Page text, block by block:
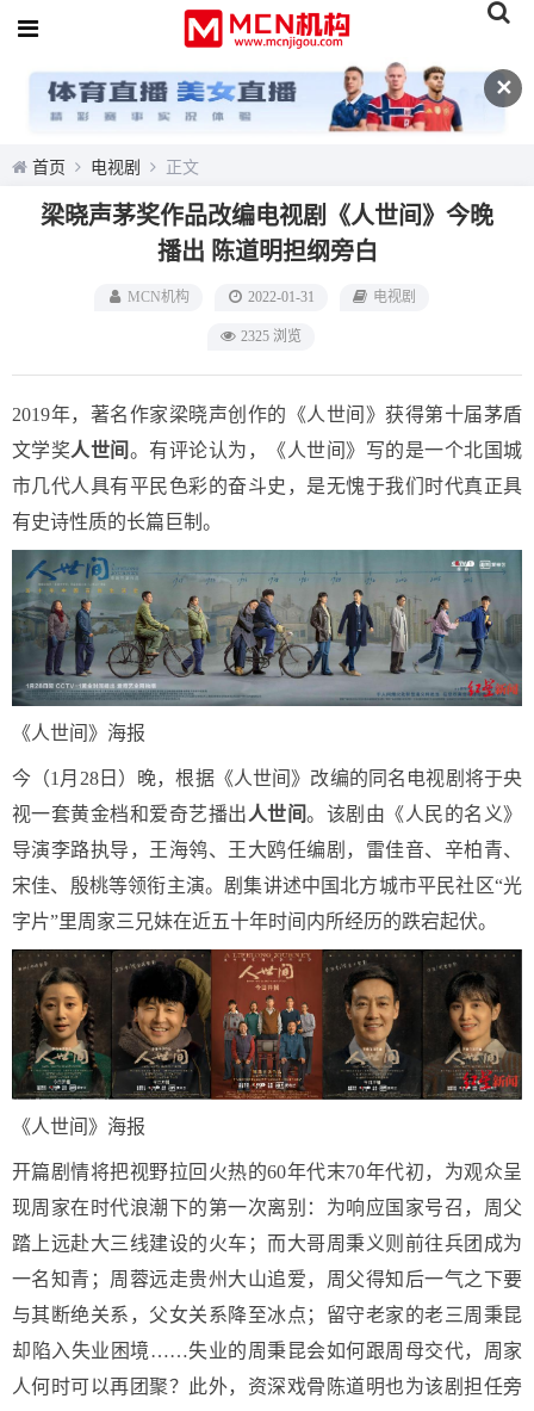
✕
首页 电视剧 正文
梁晓声茅奖作品改编电视剧《人世间》今晚
播出 陈道明担纲旁白
MCN机构 2022-01-31 电视剧
2325 浏览
2019年，著名作家梁晓声创作的《人世间》获得第十届茅盾
文学奖人世间 。有评论认为，《人世间》写的是一个北国城
市几代人具有平民色彩的奋斗史，是无愧于我们时代真正具
有史诗性质的长篇巨制。
《人世间》海报
今（1月28日）晚，根据《人世间》改编的同名电视剧将于央
视一套黄金档和爱奇艺播出 人世间。该剧由《人民的名义》
导演李路执导，王海鸰、王大鸥任编剧，雷佳音、辛柏青、
宋佳、殷桃等领衔主演。剧集讲述中国北方城市平民社区“光
字片”里周家三兄妹在近五十年时间内所经历的跌宕起伏。
《人世间》海报
开篇剧情将把视野拉回火热的60年代末70年代初，为观众呈
现周家在时代浪潮下的第一次离别：为响应国家号召，周父
踏上远赴大三线建设的火车；而大哥周秉义则前往兵团成为
一名知青；周蓉远走贵州大山追爱，周父得知后一气之下要
与其断绝关系，父女关系降至冰点；留守老家的老三周秉昆
却陷入失业困境……失业的周秉昆会如何跟周母交代，周家
人何时可以再团聚？此外，资深戏骨陈道明也为该剧担任旁